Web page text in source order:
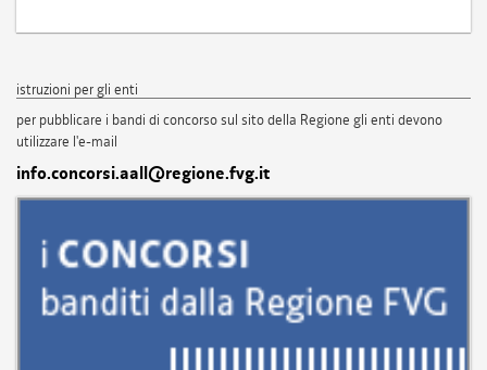
istruzioni per gli enti
per pubblicare i bandi di concorso sul sito della Regione gli enti devono
utilizzare l'e-mail
info.concorsi.aall@regione.fvg.it